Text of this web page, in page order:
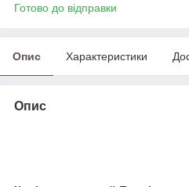
Готово до відправки
Опис Характеристики
Опис